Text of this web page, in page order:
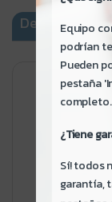
Descripción
¡Hola!
Equipo
podrían
Pueden
pestaña
completo.
¿Tiene
Sí! todos
garantía,